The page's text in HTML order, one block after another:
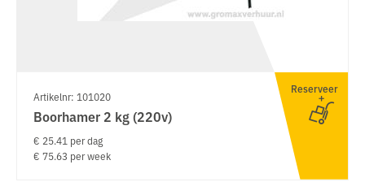
Artikelnr: 101020
Boorhamer 2 kg (220v)
€ 25.41 per dag
€ 75.63 per week
Reserveer